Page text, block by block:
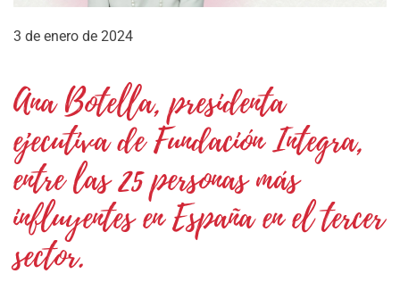
3 de enero de 2024
Ana Botella, presidenta
ejecutiva de Fundación Integra,
entre las 25 personas más
influyentes en España en el tercer
sector.